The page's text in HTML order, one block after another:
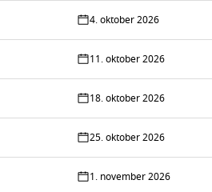
4. oktober 2026
11. oktober 2026
18. oktober 2026
25. oktober 2026
1. november 2026